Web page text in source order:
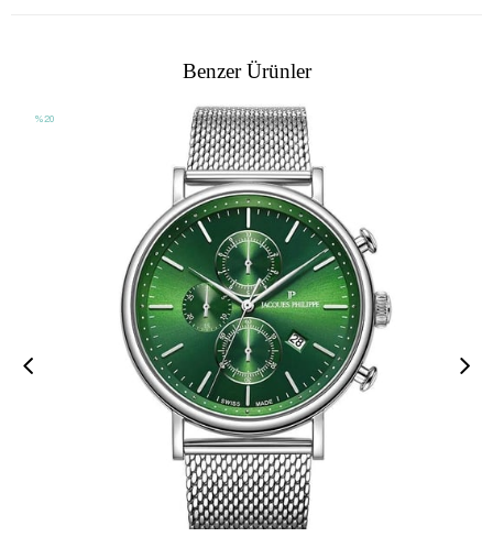
Benzer Ürünler
%20